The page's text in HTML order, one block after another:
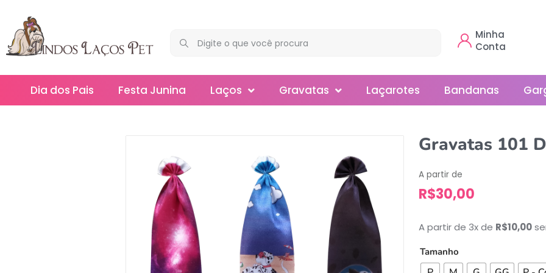
Minha
Conta
Dia dos Pais Festa Junina Laços Gravatas
Smoking
Laçarotes Bandanas
Gravatas 101
A partir de
R$30,00
A partir de 3x de R$10,00
Tamanho